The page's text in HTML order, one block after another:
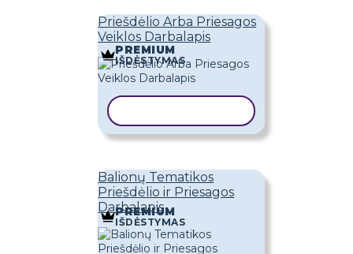
Priešdėlio Arba Priesagos
Veiklos Darbalapis
PREMIUM
IŠDĖSTYMAS
Balionų Tematikos
Priešdėlio ir Priesagos
Darbalapis
PREMIUM
IŠDĖSTYMAS